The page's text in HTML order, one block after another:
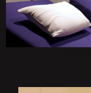
娱乐设
拿浴室、